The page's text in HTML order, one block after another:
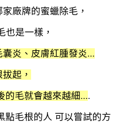
廠牌的蜜蠟除毛，
也是一樣，
囊炎、皮膚紅腫發炎...
起，
的毛就會越來越細....
點毛根的人 可以嘗試的方